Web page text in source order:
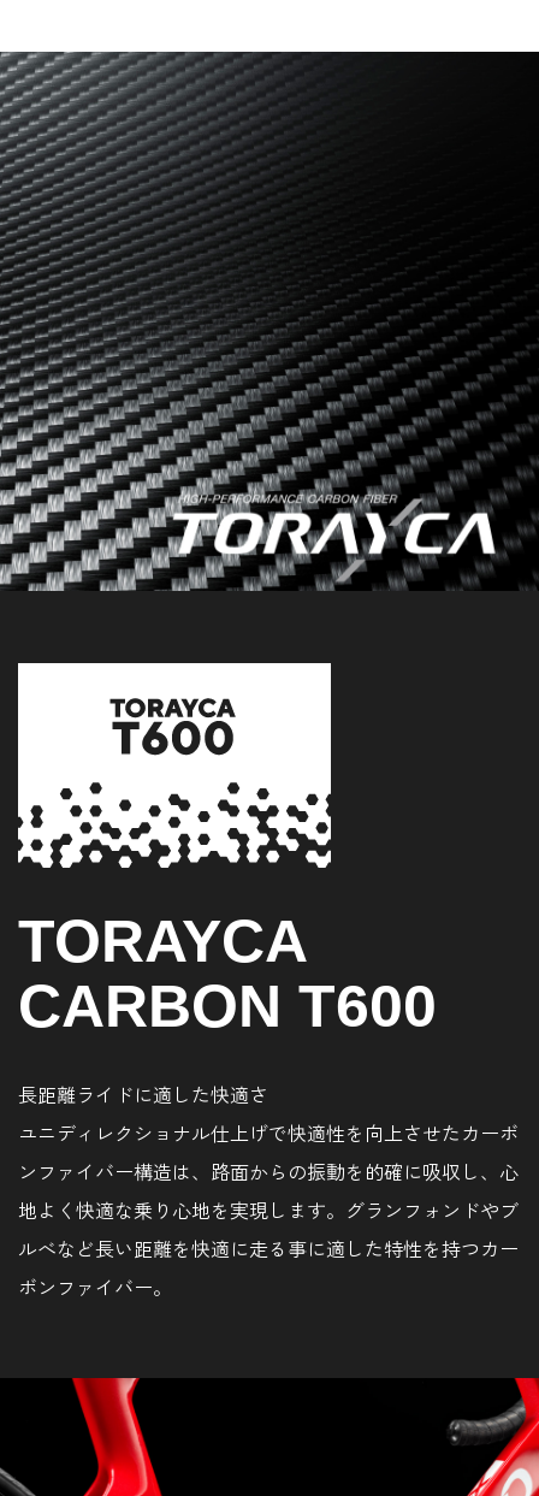
TORAYCA
CARBON T600
長距離ライドに適した快適さ
ユニディレクショナル仕上げで快適性を向上させたカーボ
ンファイバー構造は、路面からの振動を的確に吸収し、心
地よく快適な乗り心地を実現します。グランフォンドやブ
ルべなど長い距離を快適に走る事に適した特性を持つカー
ボンファイバー。